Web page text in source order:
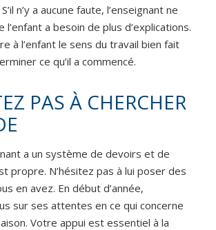
n’y a aucune faute, l’enseignant ne
l’enfant a besoin de plus d’explications.
à l’enfant le sens du travail bien fait
ce qu’il a commencé.
PAS À CHERCHER
a un système de devoirs et de
propre. N’hésitez pas à lui poser des
en avez. En début d’année,
sur ses attentes en ce qui concerne
Votre appui est essentiel à la